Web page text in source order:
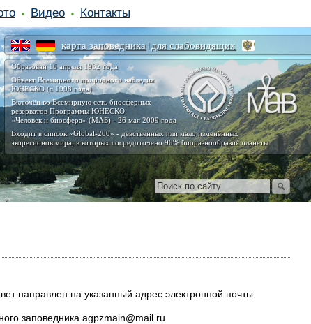
карта заповедника | для слабовидящих
Образован 16 апреля 1932 года
Объект Всемирного природного наследия
ЮНЕСКО (с 1998 года)
Включён во Всемирную сеть биосферных
резерватов Программы ЮНЕСКО
«Человек и биосфера» (МАБ) - 26 мая 2009 года
Входит в список «Global-200» - девственных или мало изменённых
экорегионов мира, в которых сосредоточено 90% биоразнообразия планеты
Видео Контакты
направлен на указанный адрес электронной почты.
заповедника agpzmain@mail.ru